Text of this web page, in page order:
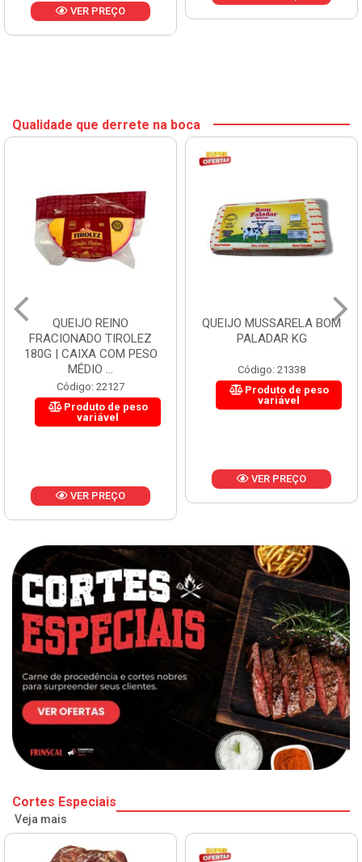
VER PREÇO
Qualidade que derrete na boca
QUEIJO REINO
FRACIONADO TIROLEZ
180G | CAIXA COM PESO
MÉDIO ...
Código: 22127
Produto de peso
variável
VER PREÇO
QUEIJO MUSSARELA BOM
PALADAR KG
Código: 21338
Produto de peso
variável
VER PREÇO
Cortes Especiais
Veja mais